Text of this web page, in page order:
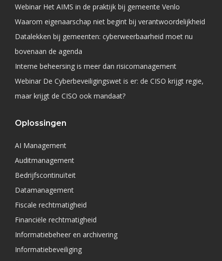
Webinar Het AIMS in de praktijk bij gemeente Venlo
Waarom eigenaarschap niet begint bij verantwoordelijkheid
Datalekken bij gemeenten: cyberweerbaarheid moet nu
bovenaan de agenda
Interne beheersing is meer dan risicomanagement
Webinar De Cyberbeveiligingswet is er: de CISO krijgt regie,
maar krijgt de CISO ook mandaat?
Oplossingen
AI Management
Auditmanagement
Bedrijfscontinuïteit
Datamanagement
Fiscale rechtmatigheid
Financiële rechtmatigheid
Informatiebeheer en archivering
Informatiebeveiliging